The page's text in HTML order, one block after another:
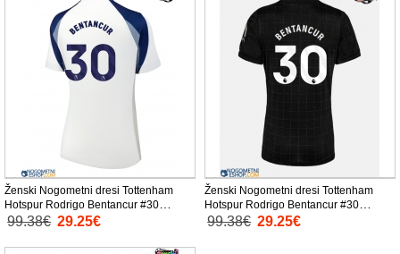
Ženski Nogometni dresi Tottenham
Hotspur Rodrigo Bentancur #30
Domači 2025-26 Kratek Rokav
99.38€ 29.25€
Ženski Nogometni dresi Tottenham
Hotspur Rodrigo Bentancur #30
Gostujoči 2025-26 Kratek Rokav
99.38€ 29.25€